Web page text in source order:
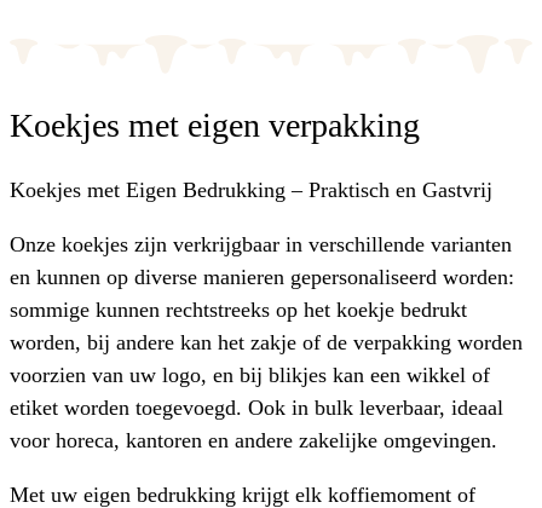
Koekjes met eigen verpakking
Koekjes met Eigen Bedrukking – Praktisch en Gastvrij
Onze koekjes zijn verkrijgbaar in verschillende varianten
en kunnen op diverse manieren gepersonaliseerd worden:
sommige kunnen rechtstreeks op het koekje bedrukt
worden, bij andere kan het zakje of de verpakking worden
voorzien van uw logo, en bij blikjes kan een wikkel of
etiket worden toegevoegd. Ook in bulk leverbaar, ideaal
voor horeca, kantoren en andere zakelijke omgevingen.
Met uw eigen bedrukking krijgt elk koffiemoment of